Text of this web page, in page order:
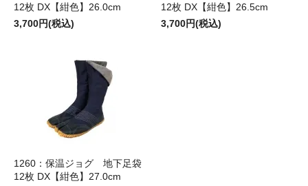
12枚 DX【紺色】26.0cm
3,700円(税込)
12枚 DX【紺色】26.5cm
3,700円(税込)
1260：保温ジョグ 地下足袋
12枚 DX【紺色】27.0cm